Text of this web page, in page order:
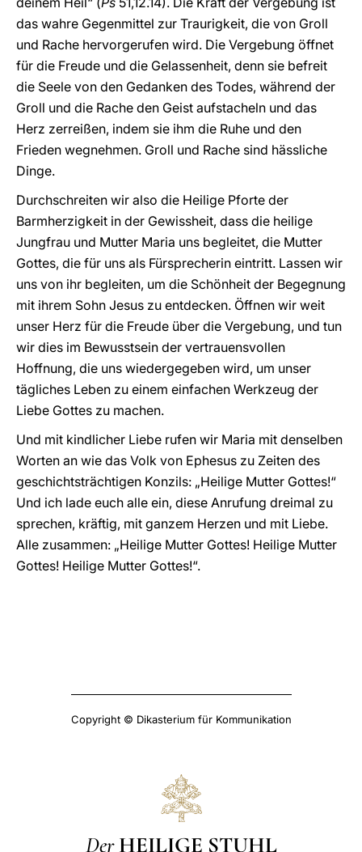
das wahre Gegenmittel zur Traurigkeit, die von Groll
und Rache hervorgerufen wird. Die Vergebung öffnet
für die Freude und die Gelassenheit, denn sie befreit
die Seele von den Gedanken des Todes, während der
Groll und die Rache den Geist aufstacheln und das
Herz zerreißen, indem sie ihm die Ruhe und den
Frieden wegnehmen. Groll und Rache sind hässliche
Dinge.
Durchschreiten wir also die Heilige Pforte der
Barmherzigkeit in der Gewissheit, dass die heilige
Jungfrau und Mutter Maria uns begleitet, die Mutter
Gottes, die für uns als Fürsprecherin eintritt. Lassen wir
uns von ihr begleiten, um die Schönheit der Begegnung
mit ihrem Sohn Jesus zu entdecken. Öffnen wir weit
unser Herz für die Freude über die Vergebung, und tun
wir dies im Bewusstsein der vertrauensvollen
Hoffnung, die uns wiedergegeben wird, um unser
tägliches Leben zu einem einfachen Werkzeug der
Liebe Gottes zu machen.
Und mit kindlicher Liebe rufen wir Maria mit denselben
Worten an wie das Volk von Ephesus zu Zeiten des
geschichtsträchtigen Konzils: „Heilige Mutter Gottes!“
Und ich lade euch alle ein, diese Anrufung dreimal zu
sprechen, kräftig, mit ganzem Herzen und mit Liebe.
Alle zusammen: „Heilige Mutter Gottes! Heilige Mutter
Gottes! Heilige Mutter Gottes!“.
Copyright © Dikasterium für Kommunikation
Der HEILIGE STUHL